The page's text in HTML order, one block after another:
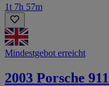
1t 7h 57m
Mindestgebot erreicht
2003 Porsche